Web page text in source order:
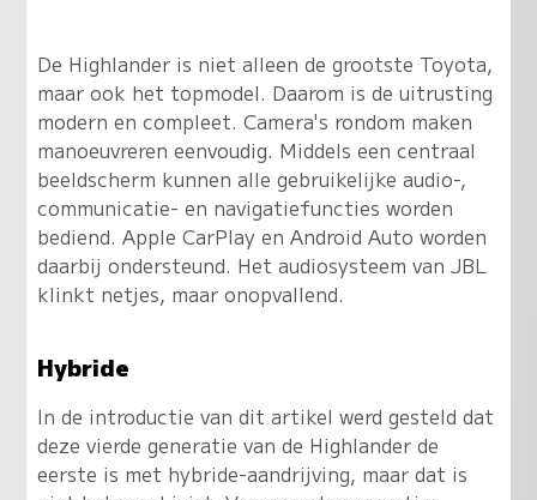
De Highlander is niet alleen de grootste Toyota,
maar ook het topmodel. Daarom is de uitrusting
modern en compleet. Camera's rondom maken
manoeuvreren eenvoudig. Middels een centraal
beeldscherm kunnen alle gebruikelijke audio-,
communicatie- en navigatiefuncties worden
bediend. Apple CarPlay en Android Auto worden
daarbij ondersteund. Het audiosysteem van JBL
klinkt netjes, maar onopvallend.
Hybride
In de introductie van dit artikel werd gesteld dat
deze vierde generatie van de Highlander de
eerste is met hybride-aandrijving, maar dat is